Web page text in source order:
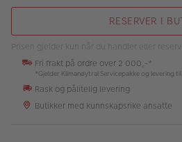
Butikkoversikt
RESERVER I
Prisen gjelder kun når du handler eller
Fri frakt på ordre over 2 000,-*
*Gjelder Klimanøytral Servicepakke og levering
Rask og pålitelig levering
Butikker med kunnskapsrike ansatte